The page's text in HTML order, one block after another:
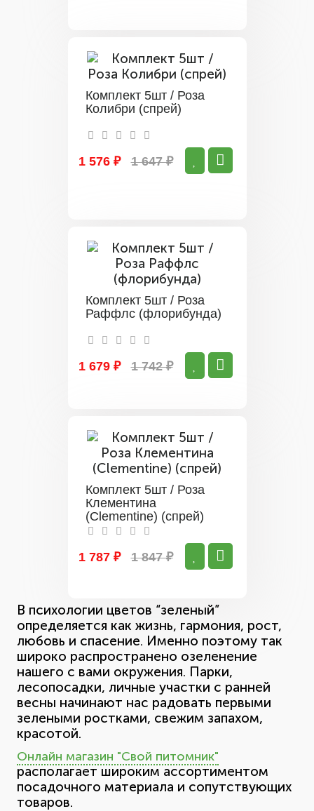
Комплект 5шт / Роза
Колибри (спрей)
1 576 ₽ 1 647 ₽
Комплект 5шт / Роза
Раффлс (флорибунда)
1 679 ₽ 1 742 ₽
Комплект 5шт / Роза
Клементина
(Clementine) (спрей)
1 787 ₽ 1 847 ₽
В психологии цветов “зеленый”
определяется как жизнь, гармония, рост,
любовь и спасение. Именно поэтому так
широко распространено озеленение
нашего с вами окружения. Парки,
лесопосадки, личные участки с ранней
весны начинают нас радовать первыми
зелеными ростками, свежим запахом,
красотой.
Онлайн магазин "Свой питомник"
располагает широким ассортиментом
посадочного материала и сопутствующих
товаров.